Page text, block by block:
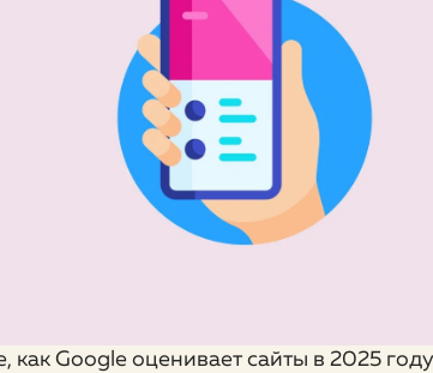
как Google оценивает сайты в 2025